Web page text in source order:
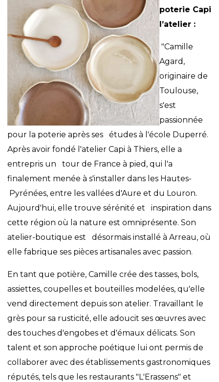
poterie Capi
l’atelier :
"Camille
Agard,
originaire de
Toulouse,
s'est
passionnée
pour la poterie après ses études à l'école Duperré.
Après avoir fondé l'atelier Capi à Thiers, elle a
entrepris un tour de France à pied, qui l'a
finalement menée à s'installer dans les Hautes-
Pyrénées, entre les vallées d'Aure et du Louron.
Aujourd'hui, elle trouve sérénité et inspiration dans
cette région où la nature est omniprésente. Son
atelier-boutique est désormais installé à Arreau, où
elle fabrique ses pièces artisanales avec passion.
En tant que potière, Camille crée des tasses, bols,
assiettes, coupelles et bouteilles modelées, qu'elle
vend directement depuis son atelier. Travaillant le
grès pour sa rusticité, elle adoucit ses œuvres avec
des touches d'engobes et d'émaux délicats. Son
talent et son approche poétique lui ont permis de
collaborer avec des établissements gastronomiques
réputés, tels que les restaurants "L'Erassens" et